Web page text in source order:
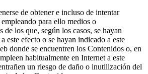
de obtener e incluso de intentar
para ello medios o
de los que, según los casos, se hayan
este efecto o se hayan indicado a este
donde se encuentren los Contenidos o, en
habitualmente en Internet a este
un riesgo de daño o inutilización del